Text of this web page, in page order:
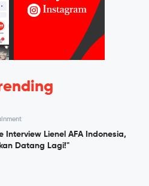
Interview Lienel AFA Indonesia,
Datang Lagi!"